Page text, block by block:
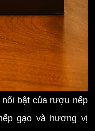
bật của rượu nếp
gạo và hương vị